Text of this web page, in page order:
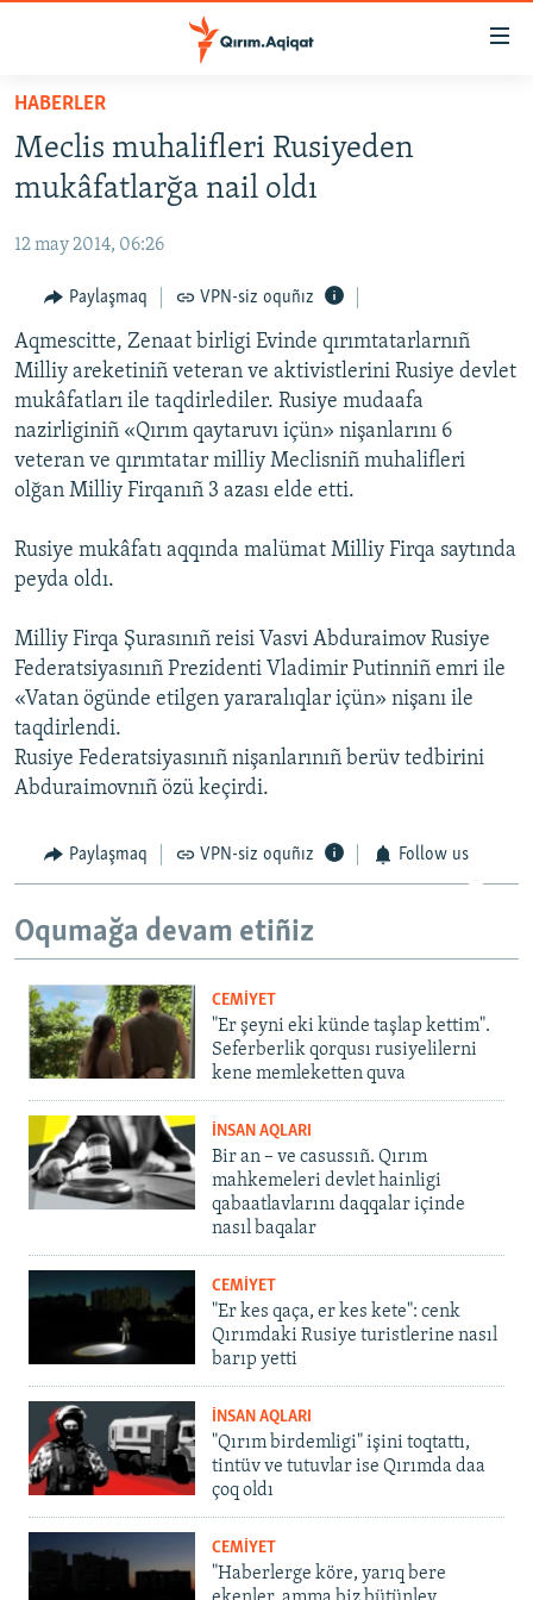
Esas
qaytmaq
Baş
qaytmaq
qaytmaq
HABERLER
SİYASET
CEMİYET
MEDENİYET
İNSAN AQLARI
VİDEO
SÜRET
BLOGLAR
Русский
QOŞULIÑIZ!
RFE/RS bütün saytları
HABERLER
Meclis muhalifleri Rusiyeden
mukâfatlarğa nail oldı
12 may 2014, 06:26
Paylaşmaq VPN-siz oquñız
Aqmescitte, Zenaat birligi Evinde qırımtatarlarnıñ
Milliy areketiniñ veteran ve aktivistlerini Rusiye devlet
mukâfatları ile taqdirlediler. Rusiye mudaafa
nazirliginiñ «Qırım qaytaruvı içün» nişanlarını 6
veteran ve qırımtatar milliy Meclisniñ muhalifleri
olğan Milliy Firqanıñ 3 azası elde etti.
Rusiye mukâfatı aqqında malümat Milliy Firqa saytında
peyda oldı.
Milliy Firqa Şurasınıñ reisi Vasvi Abduraimov Rusiye
Federatsiyasınıñ Prezidenti Vladimir Putinniñ emri ile
«Vatan ögünde etilgen yararalıqlar içün» nişanı ile
taqdirlendi.
Rusiye Federatsiyasınıñ nişanlarınıñ berüv tedbirini
Abduraimovnıñ özü keçirdi.
Paylaşmaq VPN-siz oquñız Follow us
Oqumağa devam etiñiz
CEMİYET
"Er şeyni eki künde taşlap kettim".
Seferberlik qorqusı rusiyelilerni
kene memleketten quva
İNSAN AQLARI
Bir an – ve casussıñ. Qırım
mahkemeleri devlet hainligi
qabaatlavlarını daqqalar içinde
nasıl baqalar
CEMİYET
"Er kes qaça, er kes kete": cenk
Qırımdaki Rusiye turistlerine nasıl
barıp yetti
İNSAN AQLARI
"Qırım birdemligi" işini toqtattı,
tintüv ve tutuvlar ise Qırımda daa
çoq oldı
CEMİYET
"Haberlerge köre, yarıq bere